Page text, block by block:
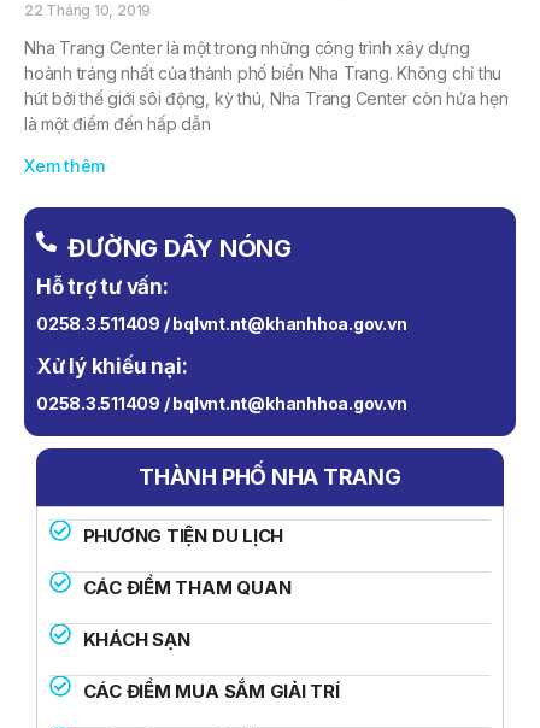
22 Tháng 10, 2019
Nha Trang Center là một trong những công trình xây dựng
hoành tráng nhất của thành phố biển Nha Trang. Không chỉ thu
hút bởi thế giới sôi động, kỳ thú, Nha Trang Center còn hứa hẹn
là một điểm đến hấp dẫn
Xem thêm
ĐƯỜNG DÂY NÓNG
Hỗ trợ tư vấn:
0258.3.511409 / bqlvnt.nt@khanhhoa.gov.vn
Xử lý khiếu nại:
0258.3.511409 / bqlvnt.nt@khanhhoa.gov.vn
THÀNH PHỐ NHA TRANG
PHƯƠNG TIỆN DU LỊCH
CÁC ĐIỂM THAM QUAN
KHÁCH SẠN
CÁC ĐIỂM MUA SẮM GIẢI TRÍ